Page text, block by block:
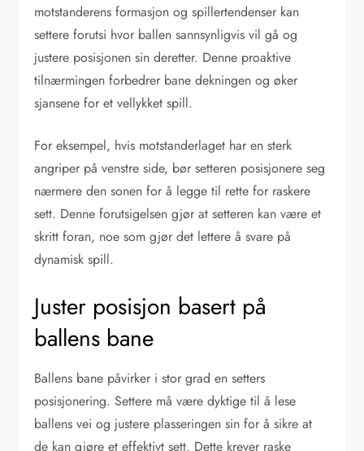
motstanderens formasjon og spillertendenser kan
settere forutsi hvor ballen sannsynligvis vil gå og
justere posisjonen sin deretter. Denne proaktive
tilnærmingen forbedrer bane dekningen og øker
sjansene for et vellykket spill.
For eksempel, hvis motstanderlaget har en sterk
angriper på venstre side, bør setteren posisjonere seg
nærmere den sonen for å legge til rette for raskere
sett. Denne forutsigelsen gjør at setteren kan være et
skritt foran, noe som gjør det lettere å svare på
dynamisk spill.
Juster posisjon basert på
ballens bane
Ballens bane påvirker i stor grad en setters
posisjonering. Settere må være dyktige til å lese
ballens vei og justere plasseringen sin for å sikre at
de kan gjøre et effektivt sett. Dette krever raske